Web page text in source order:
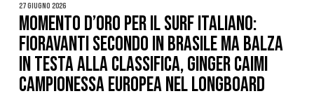
27 Giugno 2026
Momento d’oro per il surf italiano:
Fioravanti secondo in Brasile ma balza
in testa alla classifica, Ginger Caimi
campionessa europea nel longboard